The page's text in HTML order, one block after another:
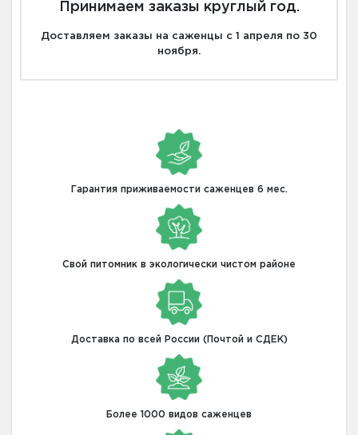
Принимаем заказы круглый год.
Доставляем заказы на саженцы с 1 апреля по 30
ноября.
Гарантия приживаемости саженцев 6 мес.
Свой питомник в экологически чистом районе
Доставка по всей России (Почтой и СДЕК)
Более 1000 видов саженцев